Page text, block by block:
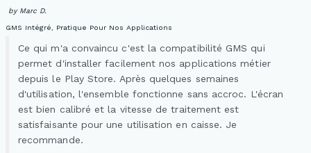
by Marc D.
GMS Intégré, Pratique Pour Nos Applications
Ce qui m'a convaincu c'est la compatibilité GMS qui
permet d'installer facilement nos applications métier
depuis le Play Store. Après quelques semaines
d'utilisation, l'ensemble fonctionne sans accroc. L'écran
est bien calibré et la vitesse de traitement est
satisfaisante pour une utilisation en caisse. Je
recommande.